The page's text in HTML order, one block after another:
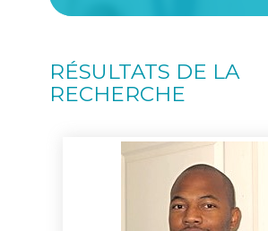
RÉSULTATS DE LA
RECHERCHE